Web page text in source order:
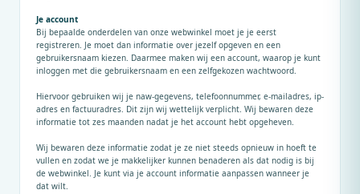
Je account
Bij bepaalde onderdelen van onze webwinkel moet je je eerst
registreren. Je moet dan informatie over jezelf opgeven en een
gebruikersnaam kiezen. Daarmee maken wij een account, waarop je kunt
inloggen met die gebruikersnaam en een zelfgekozen wachtwoord.
Hiervoor gebruiken wij je naw-gegevens, telefoonnummer, e-mailadres, ip-
adres en factuuradres. Dit zijn wij wettelijk verplicht. Wij bewaren deze
informatie tot zes maanden nadat je het account hebt opgeheven.
Wij bewaren deze informatie zodat je ze niet steeds opnieuw in hoeft te
vullen en zodat we je makkelijker kunnen benaderen als dat nodig is bij
de webwinkel. Je kunt via je account informatie aanpassen wanneer je
dat wilt.